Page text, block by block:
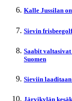
Kalle Jussilan
Sievin
Saabit
Suomen
Sieviin
Järvikylän